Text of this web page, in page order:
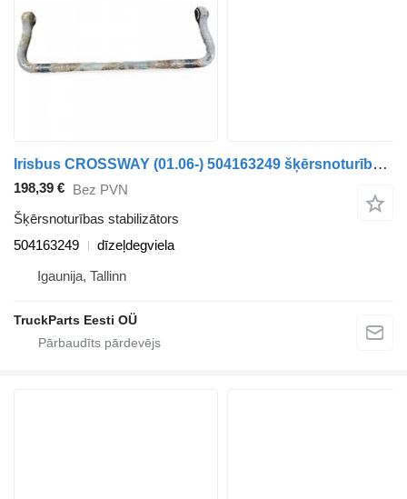
Irisbus CROSSWAY (01.06-) 504163249 šķērsnoturības stabilizātors paredzēts Irisbus Arway, Crossway, Crealis, Magelys, Proway, Daily Tourys (2006-) autobusa
198,39 € Bez PVN
Šķērsnoturības stabilizātors
504163249
dīzeļdegviela
Igaunija, Tallinn
TruckParts Eesti OÜ